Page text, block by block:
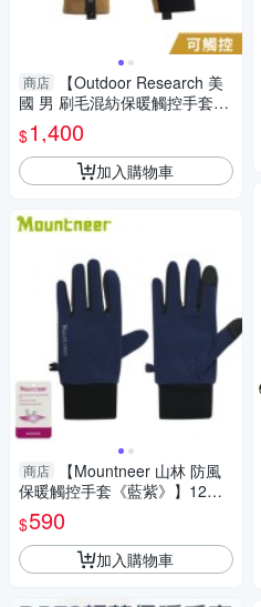
商店
【Outdoor Research 美
國 男 刷毛混紡保暖觸控手套
《土狼棕》】300558/保暖手
套/機車手套/防滑手套
$1,400
加入購物車
商店
【Mountneer 山林 防風
保暖觸控手套《藍紫》】12G0
9/登山/機車手套/保暖手套/觸屏
手套
$590
加入購物車